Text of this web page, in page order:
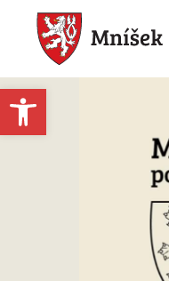
Open toolbar